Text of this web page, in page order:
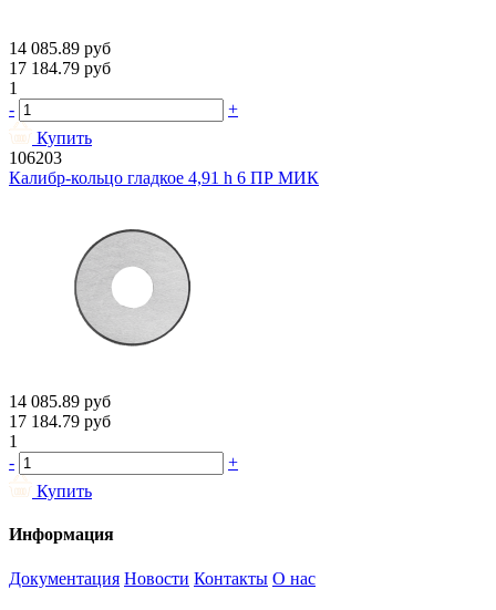
14 085.89 руб
17 184.79 руб
1
-
+
Купить
106203
Калибр-кольцо гладкое 4,91 h 6 ПР МИК
14 085.89 руб
17 184.79 руб
1
-
+
Купить
Информация
Документация Новости Контакты О нас